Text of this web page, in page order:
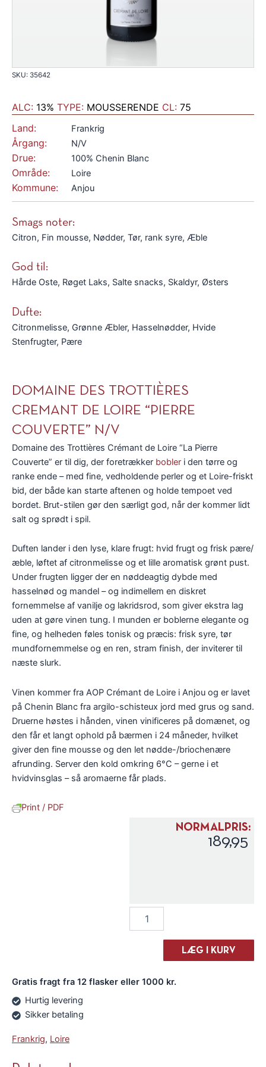
SKU: 35642
ALC: 13% TYPE: MOUSSERENDE CL: 75
Land:
Frankrig
Årgang: N/V
Drue: 100% Chenin Blanc
Område: Loire
Kommune: Anjou
Smags noter:
Citron, Fin mousse, Nødder, Tør, rank syre, Æble
God til:
Hårde Oste, Røget Laks, Salte snacks, Skaldyr, Østers
Dufte:
Citronmelisse, Grønne Æbler, Hasselnødder, Hvide
Stenfrugter, Pære
DOMAINE DES TROTTIÈRES
CREMANT DE LOIRE “PIERRE
COUVERTE” N/V
Domaine des Trottières Crémant de Loire “La Pierre
Couverte” er til dig, der foretrækker bobler i den tørre og
ranke ende – med fine, vedholdende perler og et Loire-friskt
bid, der både kan starte aftenen og holde tempoet ved
bordet. Brut-stilen gør den særligt god, når der kommer lidt
salt og sprødt i spil.
Duften lander i den lyse, klare frugt: hvid frugt og frisk pære/
æble, løftet af citronmelisse og et lille aromatisk grønt pust.
Under frugten ligger der en nøddeagtig dybde med
hasselnød og mandel – og indimellem en diskret
fornemmelse af vanilje og lakridsrod, som giver ekstra lag
uden at gøre vinen tung. I munden er boblerne elegante og
fine, og helheden føles tonisk og præcis: frisk syre, tør
mundfornemmelse og en ren, stram finish, der inviterer til
næste slurk.
Vinen kommer fra AOP Crémant de Loire i Anjou og er lavet
på Chenin Blanc fra argilo-schisteux jord med grus og sand.
Druerne høstes i hånden, vinen vinificeres på domænet, og
den får et langt ophold på bærmen i 24 måneder, hvilket
giver den fine mousse og den let nødde-/briochenære
afrunding. Server den kold omkring 6°C – gerne i et
hvidvinsglas – så aromaerne får plads.
Print / PDF
NORMALPRIS:
189,95
"Pierre
LÆG I KURV
Gratis fragt fra 12 flasker eller 1000 kr.
Hurtig levering
Sikker betaling
Frankrig, Loire